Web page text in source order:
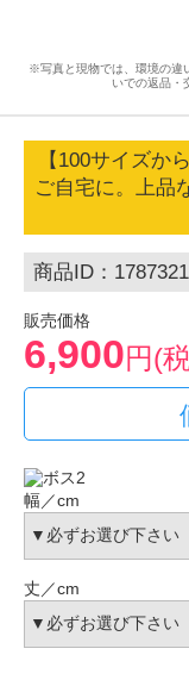
※写真と現物では、環境の違
いでの返品・
【100サイズか
ご自宅に。上品
商品ID：
販売価格
6,900円(
幅／cm
丈／cm